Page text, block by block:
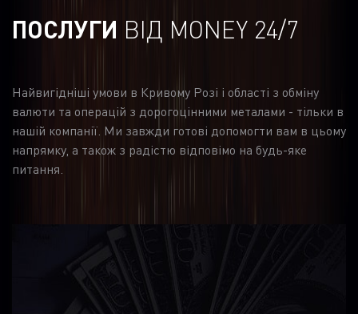
ПОСЛУГИ ВІД MONEY 24/7
Найвигідніші умови в Кривому Розі і області з обміну
валюти та операцій з дорогоцінними металами - тільки в
нашій компанії. Ми завжди готові допомогти вам в цьому
напрямку, а також з радістю відповімо на будь-яке
питання.